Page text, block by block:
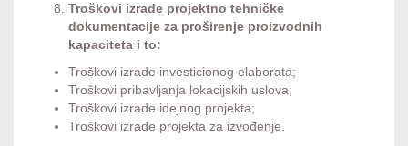
Troškovi izrade projektno tehničke
dokumentacije za proširenje proizvodnih
kapaciteta i to:
Troškovi izrade investicionog elaborata;
Troškovi pribavljanja lokacijskih uslova;
Troškovi izrade idejnog projekta;
Troškovi izrade projekta za izvođenje.